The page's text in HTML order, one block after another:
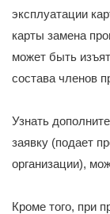
эксплуатации
карты замена
может быть
состава членов
Узнать
заявку (подает
организации),
Кроме того, при